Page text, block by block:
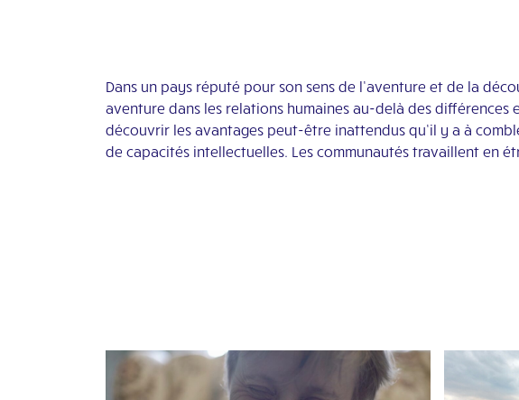
Dans un pays réputé pour son sens de l’aventure et de la
aventure dans les relations humaines au-delà des
découvrir les avantages peut-être inattendus qu’il y a à
de capacités intellectuelles. Les communautés travaillent en